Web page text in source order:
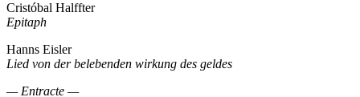
Cristóbal Halffter
Epitaph
Hanns Eisler
Lied von der belebenden wirkung des geldes
— Entracte —